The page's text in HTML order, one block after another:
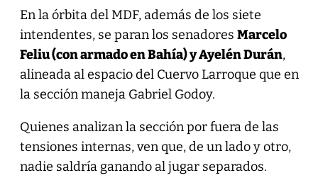
En la órbita del MDF, además de los siete
intendentes, se paran los senadores Marcelo
Feliu (con armado en Bahía) y Ayelén Durán,
alineada al espacio del Cuervo Larroque que en
la sección maneja Gabriel Godoy.
Quienes analizan la sección por fuera de las
tensiones internas, ven que, de un lado y otro,
nadie saldría ganando al jugar separados.